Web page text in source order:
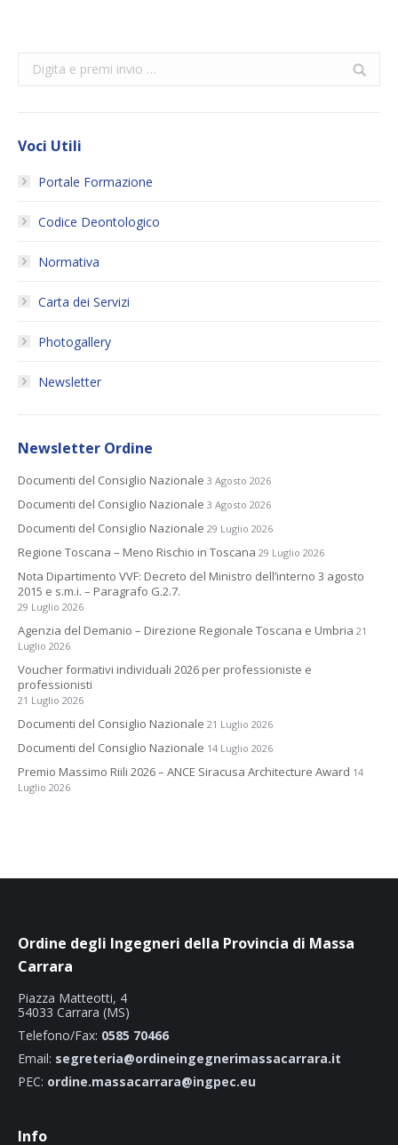
Search:
Voci Utili
Portale Formazione
Codice Deontologico
Normativa
Carta dei Servizi
Photogallery
Newsletter
Newsletter Ordine
Documenti del Consiglio Nazionale 3 Agosto 2026
Documenti del Consiglio Nazionale 3 Agosto 2026
Documenti del Consiglio Nazionale 29 Luglio 2026
Regione Toscana – Meno Rischio in Toscana 29 Luglio 2026
Nota Dipartimento VVF: Decreto del Ministro dell’interno 3 agosto
2015 e s.m.i. – Paragrafo G.2.7.
29 Luglio 2026
Agenzia del Demanio – Direzione Regionale Toscana e Umbria 21
Luglio 2026
Voucher formativi individuali 2026 per professioniste e
professionisti
21 Luglio 2026
Documenti del Consiglio Nazionale 21 Luglio 2026
Documenti del Consiglio Nazionale 14 Luglio 2026
Premio Massimo Riili 2026 – ANCE Siracusa Architecture Award 14
Luglio 2026
Ordine degli Ingegneri della Provincia di Massa
Carrara
Piazza Matteotti, 4
54033 Carrara (MS)
Telefono/Fax: 0585 70466
Email: segreteria@ordineingegnerimassacarrara.it
PEC: ordine.massacarrara@ingpec.eu
Info